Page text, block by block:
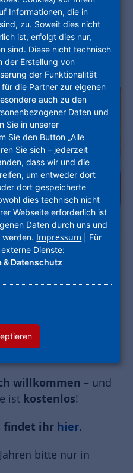
mehr weit und
und macht mit bei
Rennen, Fangen,
hat, kann auch
willkommen – und
ist kostenlos!
findet ihr hier.
bitte nur in
Informationen, die in
zu. Soweit dies nicht
ist, erfolgt dies nur,
sind. Diese nicht technisch
der Erstellung von
der Funktionalität
die Partner zur eigenen
auch zu den
Daten und
Sie in unserer
Sie den Button „Alle
Sie sich – jederzeit
dass wir und die
um entweder dort
dort gespeicherte
dies technisch nicht
Webseite erforderlich ist
Daten durch uns und
Impressum | Für
Dienste:
Datenschutz